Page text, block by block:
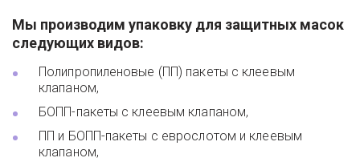
Мы производим упаковку для защитных масок
следующих видов:
Полипропиленовые (ПП) пакеты с клеевым
клапаном,
БОПП-пакеты с клеевым клапаном,
ПП и БОПП-пакеты с еврослотом и клеевым
клапаном,